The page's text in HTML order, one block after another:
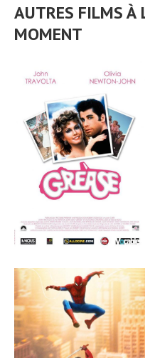
AUTRES FILMS À
MOMENT